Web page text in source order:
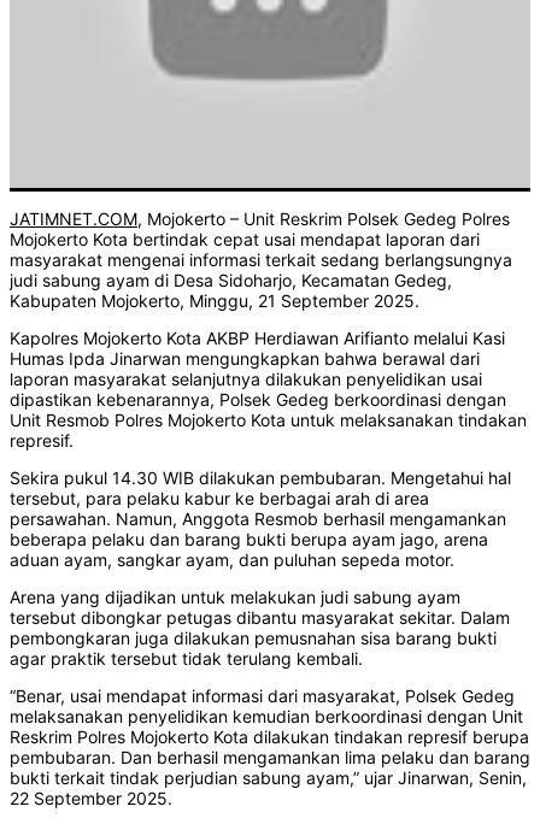
JATIMNET.COM, Mojokerto – Unit Reskrim Polsek Gedeg Polres
Mojokerto Kota bertindak cepat usai mendapat laporan dari
masyarakat mengenai informasi terkait sedang berlangsungnya
judi sabung ayam di Desa Sidoharjo, Kecamatan Gedeg,
Kabupaten Mojokerto, Minggu, 21 September 2025.
Kapolres Mojokerto Kota AKBP Herdiawan Arifianto melalui Kasi
Humas Ipda Jinarwan mengungkapkan bahwa berawal dari
laporan masyarakat selanjutnya dilakukan penyelidikan usai
dipastikan kebenarannya, Polsek Gedeg berkoordinasi dengan
Unit Resmob Polres Mojokerto Kota untuk melaksanakan tindakan
represif.
Sekira pukul 14.30 WIB dilakukan pembubaran. Mengetahui hal
tersebut, para pelaku kabur ke berbagai arah di area
persawahan. Namun, Anggota Resmob berhasil mengamankan
beberapa pelaku dan barang bukti berupa ayam jago, arena
aduan ayam, sangkar ayam, dan puluhan sepeda motor.
Arena yang dijadikan untuk melakukan judi sabung ayam
tersebut dibongkar petugas dibantu masyarakat sekitar. Dalam
pembongkaran juga dilakukan pemusnahan sisa barang bukti
agar praktik tersebut tidak terulang kembali.
“Benar, usai mendapat informasi dari masyarakat, Polsek Gedeg
melaksanakan penyelidikan kemudian berkoordinasi dengan Unit
Reskrim Polres Mojokerto Kota dilakukan tindakan represif berupa
pembubaran. Dan berhasil mengamankan lima pelaku dan barang
bukti terkait tindak perjudian sabung ayam,” ujar Jinarwan, Senin,
22 September 2025.